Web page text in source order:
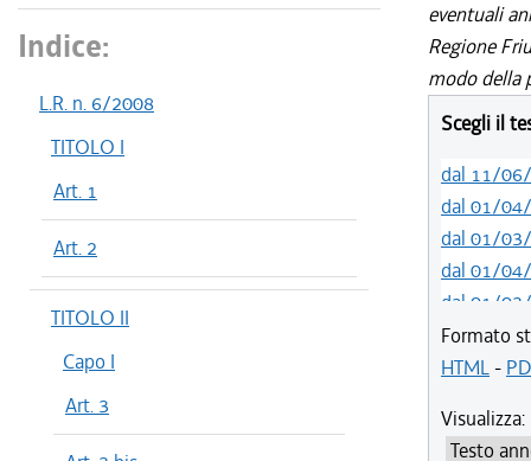
Indice:
L.R. n. 6/2008
TITOLO I
Art. 1
Art. 2
TITOLO II
Capo I
Art. 3
eventuali
Regione
modo della
Scegli il
dal 11/
dal 01/
dal 01/
dal 01/
dal 01/
dal 01/
dal 03/
dal 07/
Formato
HTML-
Visualizza: